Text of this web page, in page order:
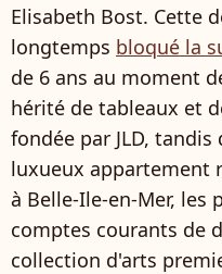
Elisabeth Bost. Cette
longtemps bloqué la
de 6 ans au moment
hérité de tableaux et
fondée par JLD,
luxueux appartement
à Belle-Ile-en-Mer, les
comptes courants de
collection d'arts